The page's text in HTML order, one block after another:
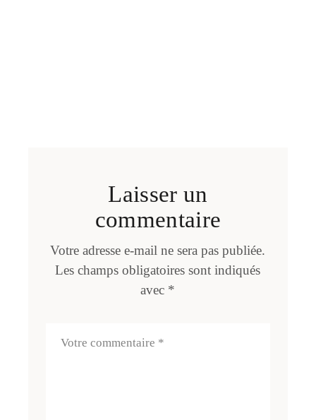
Laisser un
commentaire
Votre adresse e-mail ne sera pas publiée.
Les champs obligatoires sont indiqués
avec *